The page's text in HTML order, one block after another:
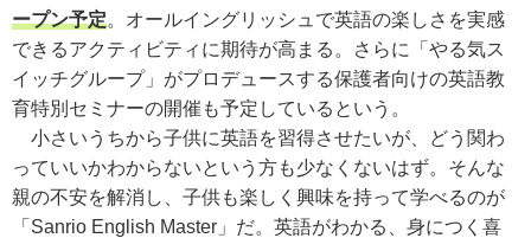
ープン予定。オールイングリッシュで英語の楽しさを実感
できるアクティビティに期待が高まる。さらに「やる気ス
イッチグループ」がプロデュースする保護者向けの英語教
育特別セミナーの開催も予定しているという。
小さいうちから子供に英語を習得させたいが、どう関わ
っていいかわからないという方も少なくないはず。そんな
親の不安を解消し、子供も楽しく興味を持って学べるのが
「Sanrio English Master」だ。英語がわかる、身につく喜